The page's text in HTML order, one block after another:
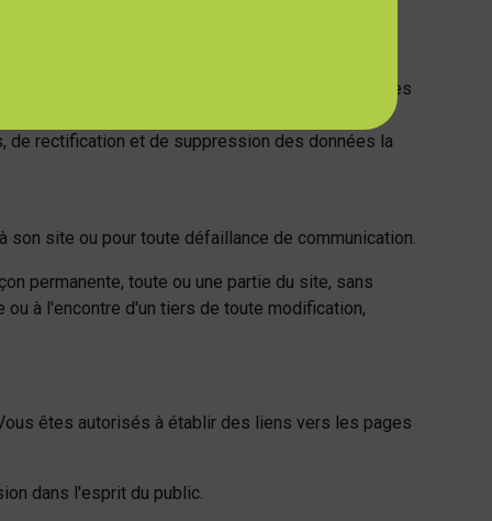
du site et à ne pas les transférer à d'autres
de rectification et de suppression des données la
site ou pour toute défaillance de communication.
permanente, toute ou une partie du site, sans
ou à l'encontre d'un tiers de toute modification,
êtes autorisés à établir des liens vers les pages
dans l'esprit du public.